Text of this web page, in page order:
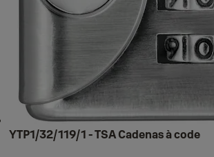
YTP1/32/119/1 - TSA Cadenas à code